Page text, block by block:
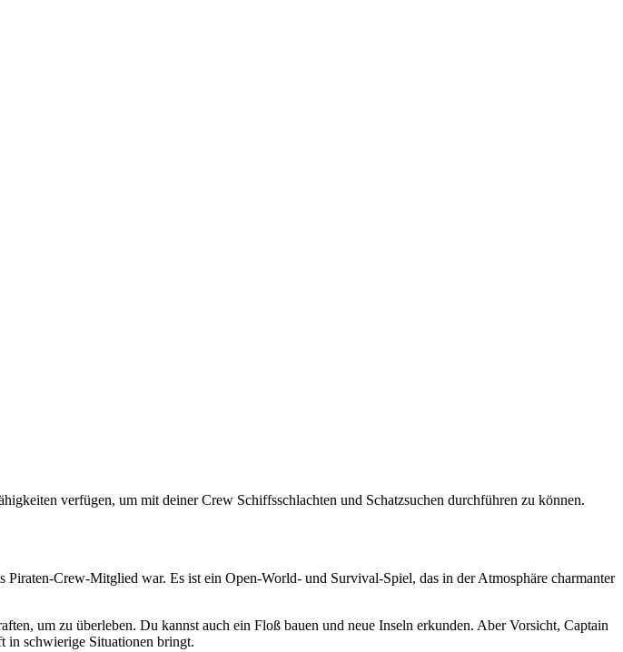
verfügen, um mit deiner Crew Schiffsschlachten und Schatzsuchen durchführen zu können.
Crew-Mitglied war. Es ist ein Open-World- und Survival-Spiel, das in der Atmosphäre charmanter
um zu überleben. Du kannst auch ein Floß bauen und neue Inseln erkunden. Aber Vorsicht, Captain
in schwierige Situationen bringt.